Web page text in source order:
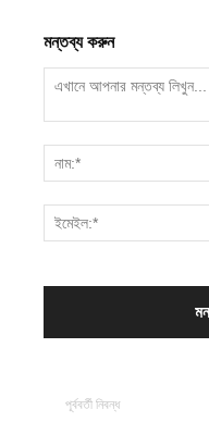
মন্তব্য করুন
পূর্ববর্তী নিবন্ধ